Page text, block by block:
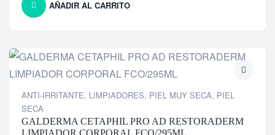
AÑADIR AL CARRITO
ANTI-IRRITANTE, LIMPIADORES, PIEL MUY SECA, PIEL
SECA
GALDERMA CETAPHIL PRO AD RESTORADERM
LIMPIADOR CORPORAL FCO/295ML